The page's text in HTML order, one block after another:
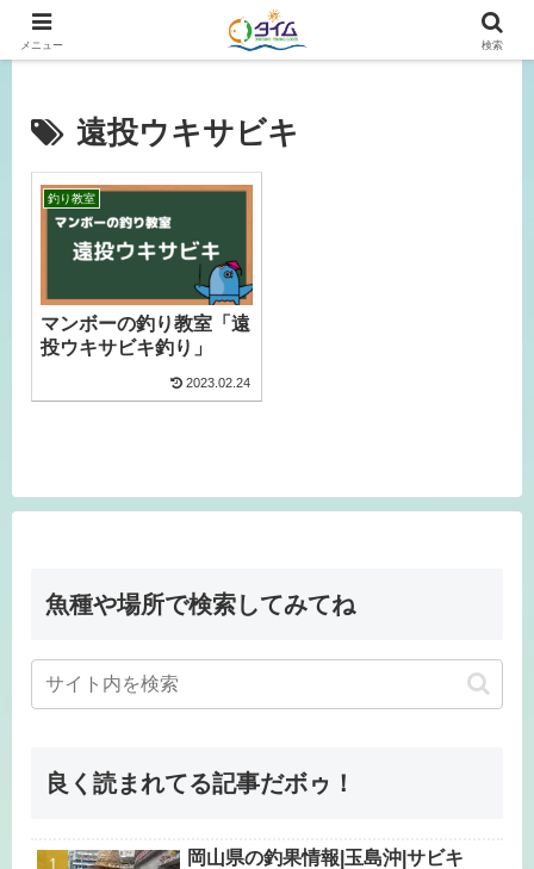
広島、岡山の釣り情報はタイムにおまかせ！
遠投ウキサビキ
釣り教室
マンボーの釣り教室「遠
投ウキサビキ釣り」
2023.02.24
魚種や場所で検索してみてね
良く読まれてる記事だボゥ！
岡山県の釣果情報|玉島沖|サビキ
メニュー 検索